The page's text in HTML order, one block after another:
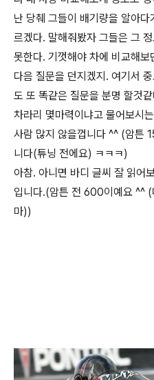
난 당췌 그들이 배기량을 알아
르겠다. 말해줘봤자 그들은 그
못한다. 기껏해야 차에 비교해
다음 질문을 던지겠지. 여기서
도 또 똑같은 질문을 분명 할것
차라리 몇마력이냐고 물어보시
사람 많지 않을껍니다 ^^ (암튼
니다(튜닝 전에요) ㅋㅋㅋ)
아참. 아니면 바디 글씨 잘 읽어
입니다.(암튼 전 600이예요 ^^
마))